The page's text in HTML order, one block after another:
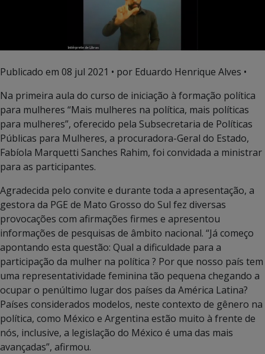
Publicado em 08 jul 2021 • por Eduardo Henrique Alves •
Na primeira aula do curso de iniciação à formação política
para mulheres “Mais mulheres na política, mais políticas
para mulheres”, oferecido pela Subsecretaria de Políticas
Públicas para Mulheres, a procuradora-Geral do Estado,
Fabíola Marquetti Sanches Rahim, foi convidada a ministrar
para as participantes.
Agradecida pelo convite e durante toda a apresentação, a
gestora da PGE de Mato Grosso do Sul fez diversas
provocações com afirmações firmes e apresentou
informações de pesquisas de âmbito nacional. “Já começo
apontando esta questão: Qual a dificuldade para a
participação da mulher na política ? Por que nosso país tem
uma representatividade feminina tão pequena chegando a
ocupar o penúltimo lugar dos países da América Latina?
Países considerados modelos, neste contexto de gênero na
política, como México e Argentina estão muito à frente de
nós, inclusive, a legislação do México é uma das mais
avançadas”, afirmou.